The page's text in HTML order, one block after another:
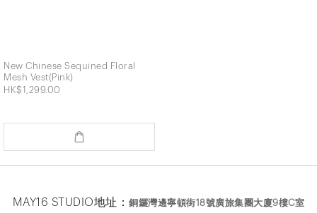
New Chinese Sequined Floral
Mesh Vest(Pink)
HK$1,299.00
MAY16 STUDIO地址：銅鑼灣邊寧頓街18號廣旅集團大廈9樓C室